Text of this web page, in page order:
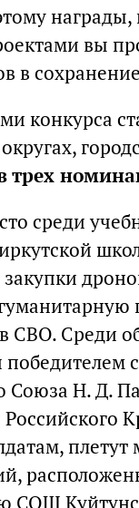
вы
в
конкурса
трех
среди
СВО. Среди
победителем
Союза Н. Д.
СОШ